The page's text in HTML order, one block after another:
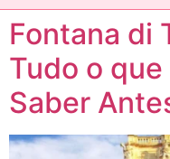
Fontana di
Tudo o
Saber